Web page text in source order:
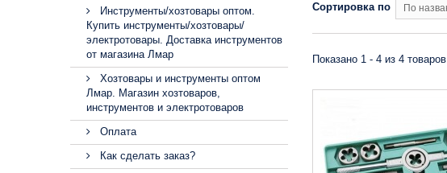
Инструменты/хозтовары оптом.
Купить инструменты/хозтовары/
электротовары. Доставка инструментов
от магазина Лмар
Хозтовары и инструменты оптом
Лмар. Магазин хозтоваров,
инструментов и электротоваров
Оплата
Как сделать заказ?
Сортировка по
Показано 1 - 4 из 4 товаров